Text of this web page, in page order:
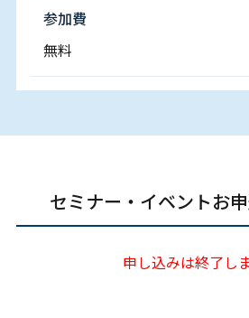
参加費
無料
セミナー・イベントお
申し込みは終了し